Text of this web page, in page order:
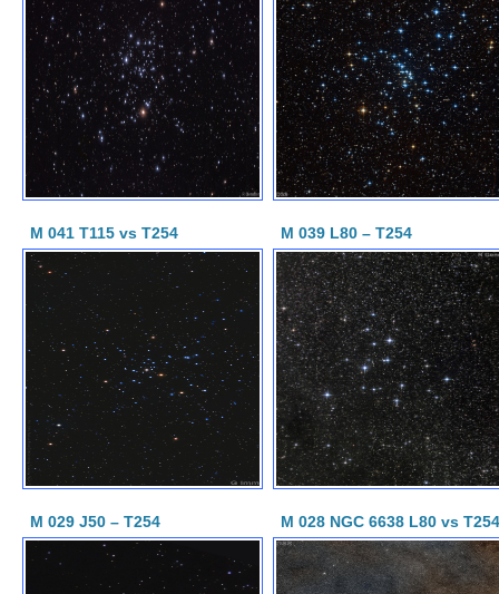
M 041 T115 vs T254 M 039 L80 – T254
M 029 J50 – T254 M 028 NGC 6638 L80 vs T254